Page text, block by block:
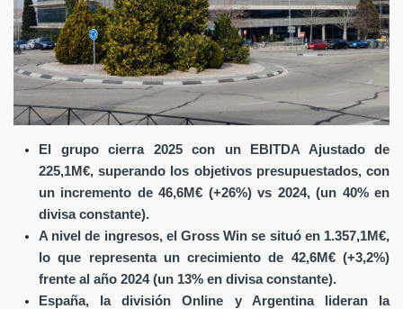
El grupo cierra 2025 con un EBITDA Ajustado de
225,1M€, superando los objetivos presupuestados, con
un incremento de 46,6M€ (+26%) vs 2024, (un 40% en
divisa constante).
A nivel de ingresos, el Gross Win se situó en 1.357,1M€,
lo que representa un crecimiento de 42,6M€ (+3,2%)
frente al año 2024 (un 13% en divisa constante).
España, la división Online y Argentina lideran la